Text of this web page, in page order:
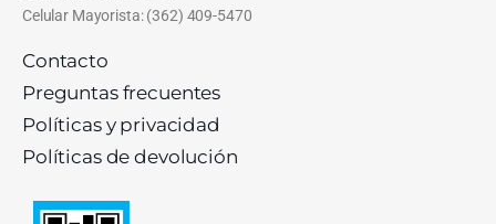
Celular Mayorista: (362) 409-5470
Contacto
Preguntas frecuentes
Políticas y privacidad
Políticas de devolución